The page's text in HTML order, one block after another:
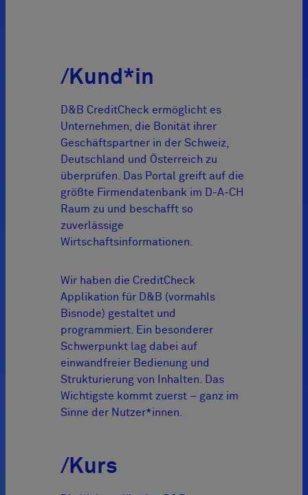
/Kund*in
D&B CreditCheck ermöglicht es
Unternehmen, die Bonität ihrer
Geschäftspartner in der Schweiz,
Deutschland und Österreich zu
überprüfen. Das Portal greift auf die
größte Firmendatenbank im D-A-CH
Raum zu und beschafft so
zuverlässige
Wirtschaftsinformationen.
Wir haben die CreditCheck
Applikation für D&B (vormahls
Bisnode) gestaltet und
programmiert. Ein besonderer
Schwerpunkt lag dabei auf
einwandfreier Bedienung und
Strukturierung von Inhalten. Das
Wichtigste kommt zuerst – ganz im
Sinne der Nutzer*innen.
/Kurs